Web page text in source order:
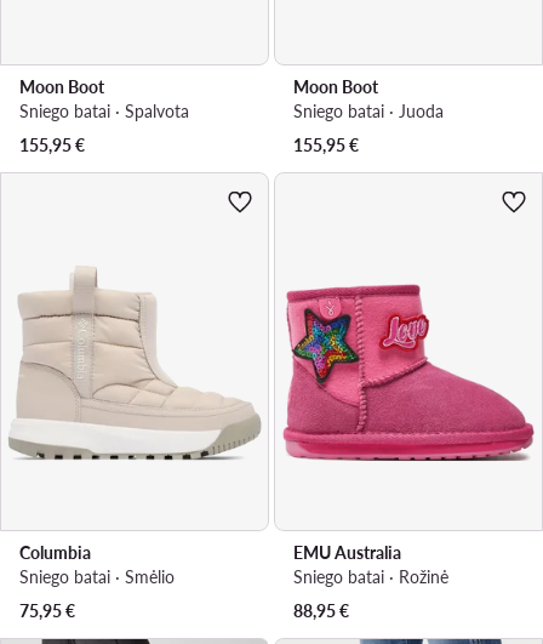
Moon Boot
Sniego batai · Spalvota
155,95€
Moon Boot
Sniego batai · Juoda
155,95€
Columbia
Sniego batai · Smėlio
75,95€
EMU Australia
Sniego batai · Rožinė
88,95€